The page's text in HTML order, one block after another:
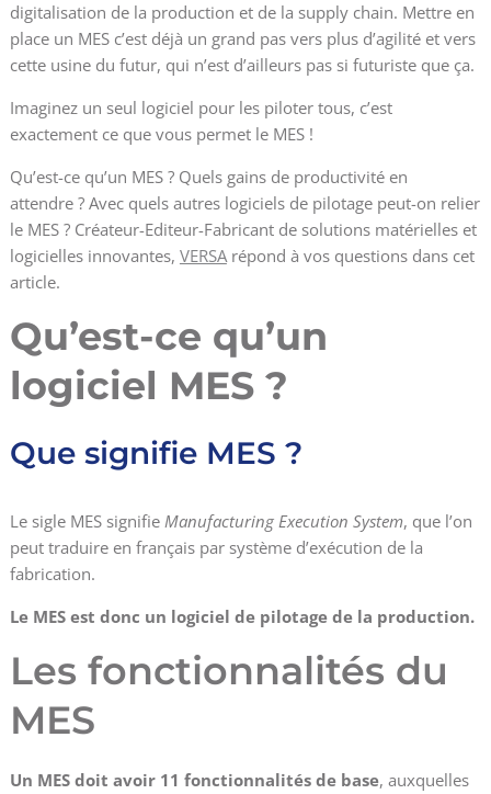
digitalisation de la production et de la supply chain. Mettre en
place un MES c’est déjà un grand pas vers plus d’agilité et vers
cette usine du futur, qui n’est d’ailleurs pas si futuriste que ça.
Imaginez un seul logiciel pour les piloter tous, c’est
exactement ce que vous permet le MES !
Qu’est-ce qu’un MES ? Quels gains de productivité en
attendre ? Avec quels autres logiciels de pilotage peut-on relier
le MES ? Créateur-Editeur-Fabricant de solutions matérielles et
logicielles innovantes, VERSArépond à vos questions dans cet
article.
Qu’est-ce qu’un
logiciel MES ?
Que signifie MES ?
Le sigle MES signifie Manufacturing Execution System, que l’on
peut traduire en français par système d’exécution de la
fabrication.
Le MES est donc un logiciel de pilotage de la production.
Les fonctionnalités du
MES
Un MES doit avoir 11 fonctionnalités de base, auxquelles